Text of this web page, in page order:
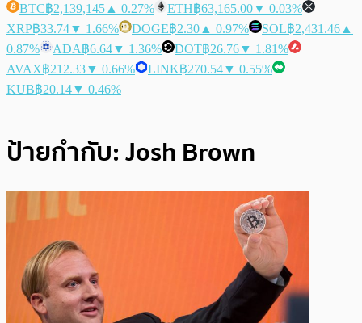
BTC฿2,139,145 ▲ 0.27% ETH฿63,165.00▼ 0.03%
XRP฿33.74▼ 1.66% DOGE฿2.30 ▲ 0.97% SOL฿2,431.46 ▲
0.87%
ADA฿6.64▼ 1.36% DOT฿26.76▼ 1.81%
AVAX฿212.33▼ 0.66% LINK฿270.54▼ 0.55%
KUB฿20.14▼ 0.46%
ป้ายกำกับ:Josh Brown